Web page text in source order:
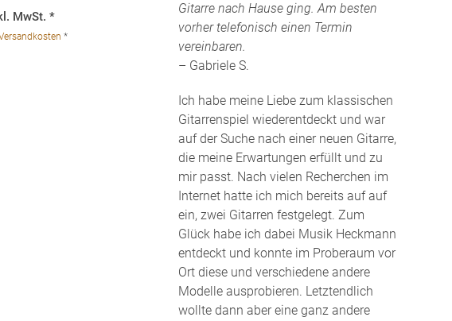
MwSt. *
*
Gitarre nach Hause ging. Am besten
vorher telefonisch einen Termin
vereinbaren.
– Gabriele S.
Ich habe meine Liebe zum klassischen
Gitarrenspiel wiederentdeckt und war
auf der Suche nach einer neuen Gitarre,
die meine Erwartungen erfüllt und zu
mir passt. Nach vielen Recherchen im
Internet hatte ich mich bereits auf auf
ein, zwei Gitarren festgelegt. Zum
Glück habe ich dabei Musik Heckmann
entdeckt und konnte im Proberaum vor
Ort diese und verschiedene andere
Modelle ausprobieren. Letztendlich
wollte dann aber eine ganz andere